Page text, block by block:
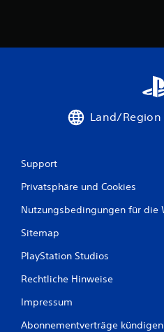
Land/
Support
Privatsphäre und Cookies
Nutzungsbedingungen für die
Sitemap
PlayStation Studios
Rechtliche Hinweise
Impressum
Abonnementverträge kündigen